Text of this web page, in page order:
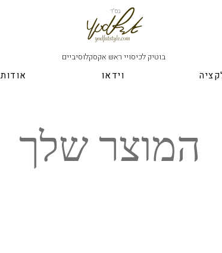
בס"ד
בוטיק לכיסויי ראש אקסקלוסיביים
אודות וידאו
המוצר שלך